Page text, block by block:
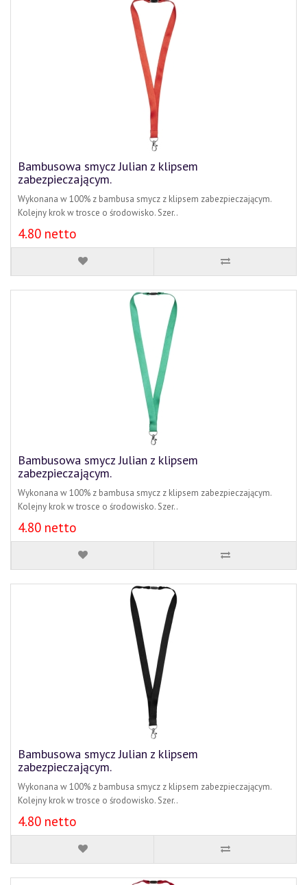
Bambusowa smycz Julian z klipsem
zabezpieczającym.
Wykonana w 100% z bambusa smycz z klipsem zabezpieczającym.
Kolejny krok w trosce o środowisko. Szer..
4.80 netto
Bambusowa smycz Julian z klipsem
zabezpieczającym.
Wykonana w 100% z bambusa smycz z klipsem zabezpieczającym.
Kolejny krok w trosce o środowisko. Szer..
4.80 netto
Bambusowa smycz Julian z klipsem
zabezpieczającym.
Wykonana w 100% z bambusa smycz z klipsem zabezpieczającym.
Kolejny krok w trosce o środowisko. Szer..
4.80 netto